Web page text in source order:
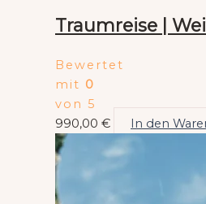
Traumreise |
Bewertet
mit 0
von 5
990,00 € In den